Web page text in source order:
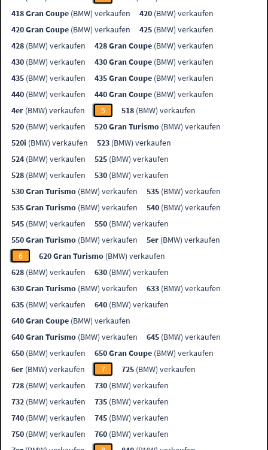
418 Gran Coupe (BMW) verkaufen 420 (BMW) verkaufen
420 Gran Coupe (BMW) verkaufen 425 (BMW) verkaufen
428 (BMW) verkaufen 428 Gran Coupe (BMW) verkaufen
430 (BMW) verkaufen 430 Gran Coupe (BMW) verkaufen
435 (BMW) verkaufen 435 Gran Coupe (BMW) verkaufen
440 (BMW) verkaufen 440 Gran Coupe (BMW) verkaufen
4er (BMW) verkaufen 5 518 (BMW) verkaufen
520 (BMW) verkaufen 520 Gran Turismo (BMW) verkaufen
520i (BMW) verkaufen 523 (BMW) verkaufen
524 (BMW) verkaufen 525 (BMW) verkaufen
528 (BMW) verkaufen 530 (BMW) verkaufen
530 Gran Turismo (BMW) verkaufen 535 (BMW) verkaufen
535 Gran Turismo (BMW) verkaufen 540 (BMW) verkaufen
545 (BMW) verkaufen 550 (BMW) verkaufen
550 Gran Turismo (BMW) verkaufen 5er (BMW) verkaufen
6
620 Gran Turismo (BMW) verkaufen
628 (BMW) verkaufen 630 (BMW) verkaufen
630 Gran Turismo (BMW) verkaufen 633 (BMW) verkaufen
635 (BMW) verkaufen 640 (BMW) verkaufen
640 Gran Coupe (BMW) verkaufen
640 Gran Turismo (BMW) verkaufen 645 (BMW) verkaufen
650 (BMW) verkaufen 650 Gran Coupe (BMW) verkaufen
6er (BMW) verkaufen 7 725 (BMW) verkaufen
728 (BMW) verkaufen 730 (BMW) verkaufen
732 (BMW) verkaufen 735 (BMW) verkaufen
740 (BMW) verkaufen 745 (BMW) verkaufen
750 (BMW) verkaufen 760 (BMW) verkaufen